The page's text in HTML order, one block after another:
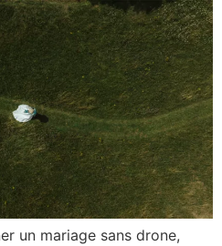
un mariage sans drone,